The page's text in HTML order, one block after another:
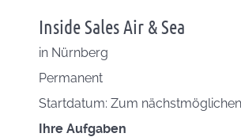
Inside Sales Air & Sea
in Nürnberg
Permanent
Startdatum: Zum
Ihre Aufgaben